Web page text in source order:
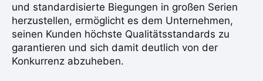
und standardisierte Biegungen in großen Serien
herzustellen, ermöglicht es dem Unternehmen,
seinen Kunden höchste Qualitätsstandards zu
garantieren und sich damit deutlich von der
Konkurrenz abzuheben.